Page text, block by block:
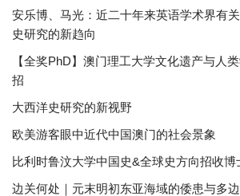
安乐博、马光：近二十年来英语学术界有
史研究的新趋向
【全奖PhD】澳门理工大学文化遗产与人
招
大西洋史研究的新视野
欧美游客眼中近代中国澳门的社会景象
比利时鲁汶大学中国史&全球史方向招收博
边关何处｜元末明初东亚海域的倭患与多